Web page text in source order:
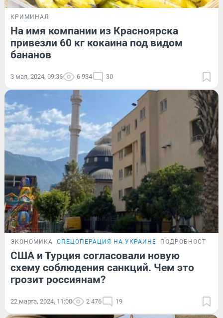
КРИМИНАЛ
На имя компании из Красноярска
привезли 60 кг кокаина под видом
бананов
3 мая, 2024, 09:36 6 934 30
ЭКОНОМИКА СПЕЦОПЕРАЦИЯ НА УКРАИНЕ ПОДРОБНОСТИ
США и Турция согласовали новую
схему соблюдения санкций. Чем это
грозит россиянам?
22 марта, 2024, 11:00 2 476 19